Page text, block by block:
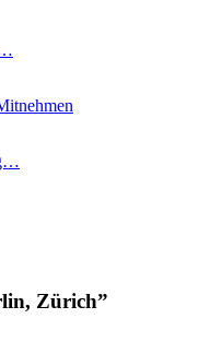
Zürich”